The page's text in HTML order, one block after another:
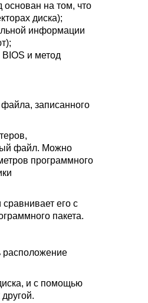
основан на том, что
диска);
информации
BIOS и метод
записанного
файл. Можно
программного
его с
пакета.
расположение
и с помощью